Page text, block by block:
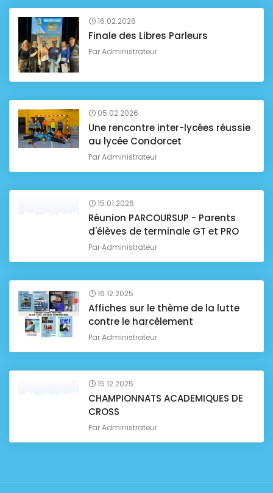
16.02.2026
Finale des Libres Parleurs
ParAdministrateur
05.02.2026
Une rencontre inter-lycées réussie
au lycée Condorcet
ParAdministrateur
15.01.2026
Réunion PARCOURSUP - Parents
d'élèves de terminale GT et PRO
ParAdministrateur
16.12.2025
Affiches sur le thème de la lutte
contre le harcèlement
ParAdministrateur
15.12.2025
CHAMPIONNATS ACADEMIQUES DE
CROSS
ParAdministrateur